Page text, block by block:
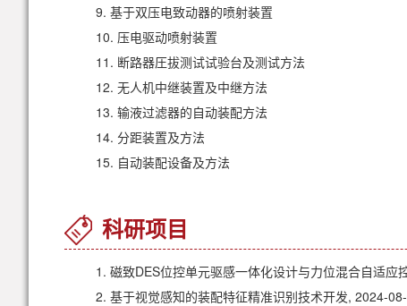
9. 基于双压电致动器的喷射装置
10. 压电驱动喷射装置
11. 断路器圧拔测试试验台及测试方法
12. 无人机中继装置及中继方法
13. 输液过滤器的自动装配方法
14. 分距装置及方法
15. 自动装配设备及方法
科研项目
1. 磁致DES位控单元驱感一体化设计与力位混合自适
2. 基于视觉感知的装配特征精准识别技术开发, 2024-